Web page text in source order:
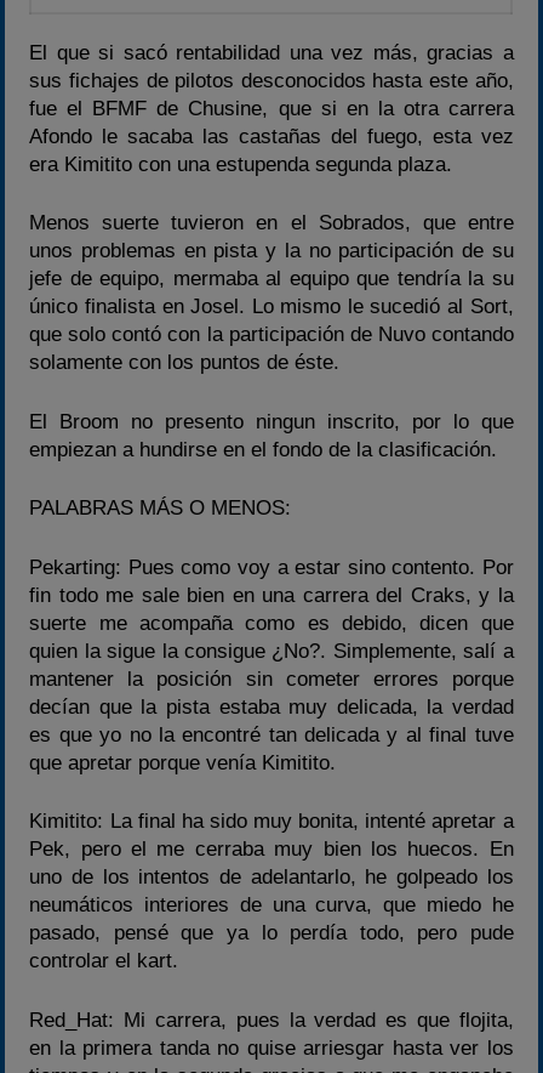
El que si sacó rentabilidad una vez más, gracias a
sus fichajes de pilotos desconocidos hasta este año,
fue el BFMF de Chusine, que si en la otra carrera
Afondo le sacaba las castañas del fuego, esta vez
era Kimitito con una estupenda segunda plaza.
Menos suerte tuvieron en el Sobrados, que entre
unos problemas en pista y la no participación de su
jefe de equipo, mermaba al equipo que tendría la su
único finalista en Josel. Lo mismo le sucedió al Sort,
que solo contó con la participación de Nuvo contando
solamente con los puntos de éste.
El Broom no presento ningun inscrito, por lo que
empiezan a hundirse en el fondo de la clasificación.
PALABRAS MÁS O MENOS:
Pekarting: Pues como voy a estar sino contento. Por
fin todo me sale bien en una carrera del Craks, y la
suerte me acompaña como es debido, dicen que
quien la sigue la consigue ¿No?. Simplemente, salí a
mantener la posición sin cometer errores porque
decían que la pista estaba muy delicada, la verdad
es que yo no la encontré tan delicada y al final tuve
que apretar porque venía Kimitito.
Kimitito: La final ha sido muy bonita, intenté apretar a
Pek, pero el me cerraba muy bien los huecos. En
uno de los intentos de adelantarlo, he golpeado los
neumáticos interiores de una curva, que miedo he
pasado, pensé que ya lo perdía todo, pero pude
controlar el kart.
Red_Hat: Mi carrera, pues la verdad es que flojita,
en la primera tanda no quise arriesgar hasta ver los